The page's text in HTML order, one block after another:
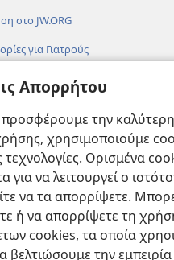
Απορρήτου
προσφέρουμε την
χρησιμοποιούμε
Ορισμένα
για να λειτουργεί ο
να τα απορρίψετε.
ή να απορρίψετε τη
cookies, τα οποία
βελτιώσουμε την
στο JW.ORG
για Γιατρούς
για Επίσημους Φορείς και ΜΜΕ
ΒΙΒΛΙΟΘΗΚΗ της Σκοπιάς™
®